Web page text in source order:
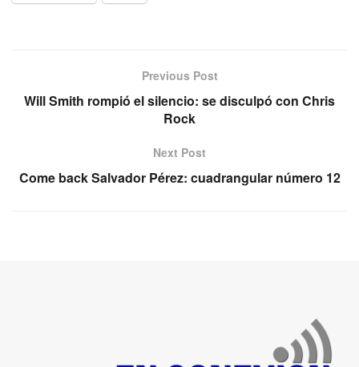
Previous Post
Will Smith rompió el silencio: se disculpó con Chris
Rock
Next Post
Come back Salvador Pérez: cuadrangular número 12